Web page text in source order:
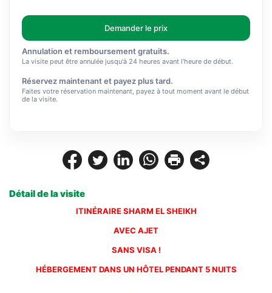
Détail de la visite
ITINÉRAIRE SHARM EL SHEIKH
AVEC AJET
SANS VISA !
HÉBERGEMENT DANS UN HÔTEL PENDANT 5 NUITS
Demander le prix
Annulation et remboursement gratuits.
La visite peut être annulée jusqu'à 24 heures avant l'heure de début.
Réservez maintenant et payez plus tard.
Faites votre réservation maintenant, payez à tout moment avant le début
de la visite.